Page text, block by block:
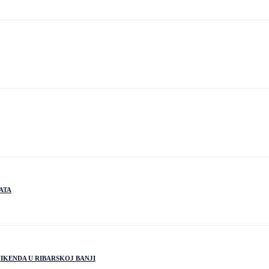
U RIBARSKOJ BANJI